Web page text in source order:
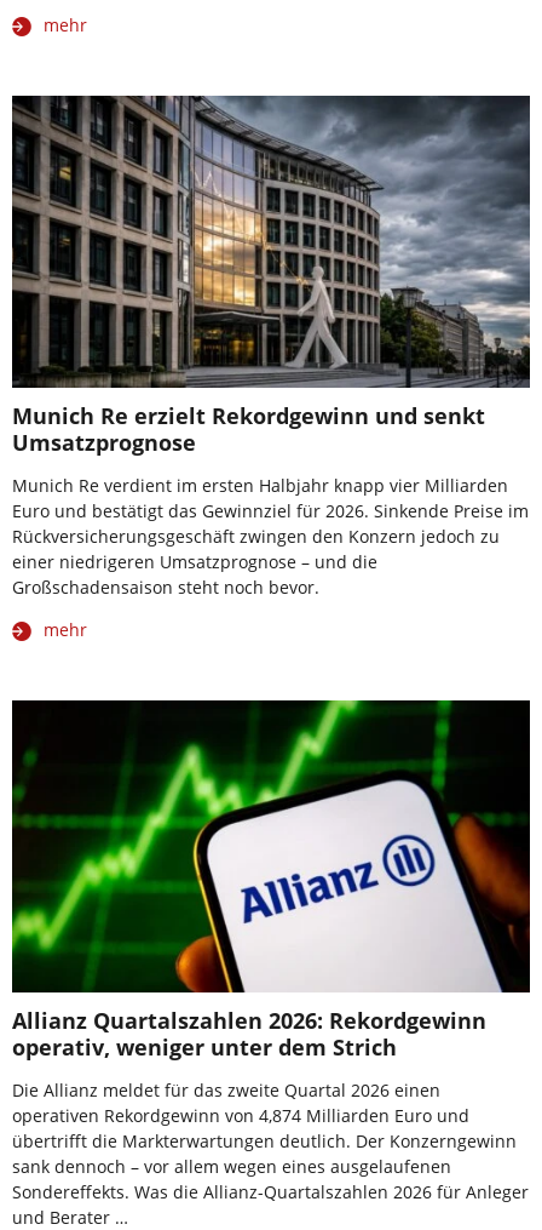
mehr
Munich Re erzielt Rekordgewinn und senkt
Umsatzprognose
Munich Re verdient im ersten Halbjahr knapp vier Milliarden
Euro und bestätigt das Gewinnziel für 2026. Sinkende Preise im
Rückversicherungsgeschäft zwingen den Konzern jedoch zu
einer niedrigeren Umsatzprognose – und die
Großschadensaison steht noch bevor.
mehr
Allianz Quartalszahlen 2026: Rekordgewinn
operativ, weniger unter dem Strich
Die Allianz meldet für das zweite Quartal 2026 einen
operativen Rekordgewinn von 4,874 Milliarden Euro und
übertrifft die Markterwartungen deutlich. Der Konzerngewinn
sank dennoch – vor allem wegen eines ausgelaufenen
Sondereffekts. Was die Allianz-Quartalszahlen 2026 für Anleger
und Berater …